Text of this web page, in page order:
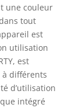
une couleur
tout
est
utilisation
est
à différents
d’utilisation
intégré